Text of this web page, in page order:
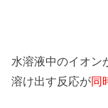
水溶液中のイオン
溶け出す反応が同